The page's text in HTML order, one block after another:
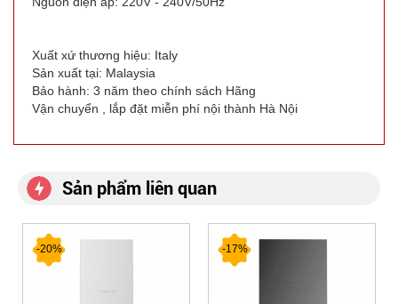
Xuất xứ thương hiệu: Italy
Sản xuất tại: Malaysia
Bảo hành: 3 năm theo chính sách Hãng
Vận chuyển , lắp đặt miễn phí nội thành Hà Nội
Sản phẩm liên quan
-20% -17%